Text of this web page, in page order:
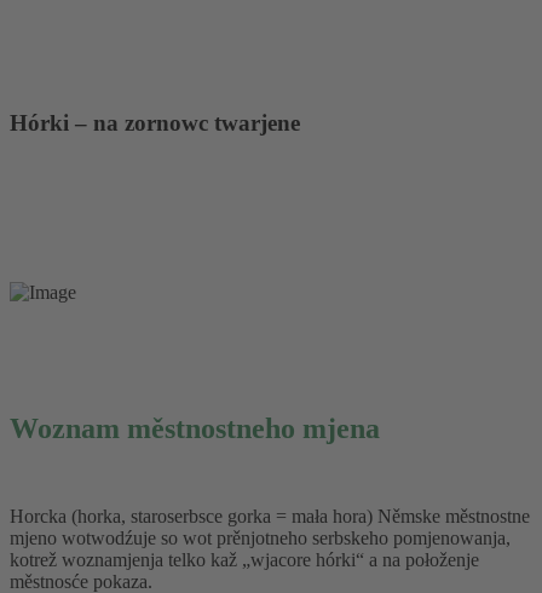
Hórki – na zornowc twarjene
Woznam městnostneho mjena
Horcka (horka, staroserbsce gorka = mała hora) Němske městnostne
mjeno wotwodźuje so wot prěnjotneho serbskeho pomjenowanja,
kotrež woznamjenja telko kaž „wjacore hórki“ a na połoženje
městnosće pokaza.